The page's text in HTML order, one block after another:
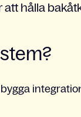
hålla